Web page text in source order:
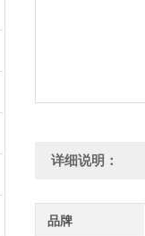
详细说明：
品牌